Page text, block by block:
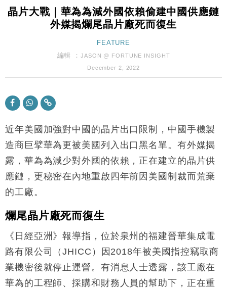
18:15
本地｜新世界K11 9月升級會員制度 增鉑金卡級別鎖
定高消費客群
財經｜本港6月零售額連升14個月 珠寶鐘錶銷售升勢
財經｜滙控重啟最多10億美元回購 派息比率目標維持
11:30
財經｜精星香港夥菜鳥拓全球智慧倉儲市場 加快海外
14:50
地產｜大酒店中期轉賺2300萬元 斥21億翻新香港及
東京半島
13:12
國際｜特朗普赴洛杉磯高球場活動前 男子攜槍彈被捕
財經｜香港7月PMI回落至51 企業擴張放慢兼縮減人
手
11:40
財經｜黑石傳再籌逾360億美元 支援Anthropic租用
Google晶片
10:57
財經｜美商務部擬擴大金屬關稅範圍 14類產品或加徵
25%
本地｜新世界K11 9月升級會員制度 增鉑金卡級別鎖
定高消費客群
17:40
財經｜本港6月零售額連升14個月 珠寶鐘錶銷售升勢
晶片大戰｜華為為減外國依賴偷建中國供應鏈
外媒揭爛尾晶片廠死而復生
FEATURE
編輯 ：JASON @ FORTUNE INSIGHT
December 2, 2022
近年美國加強對中國的晶片出口限制，中國手機製
造商巨擘華為更被美國列入出口黑名單。有外媒揭
露，華為為減少對外國的依賴，正在建立的晶片供
應鏈，更秘密在內地重啟四年前因美國制裁而荒棄
的工廠。
爛尾晶片廠死而復生
《日經亞洲》報導指，位於泉州的福建晉華集成電
路有限公司（JHICC）因2018年被美國指控竊取商
業機密後就停止運營。有消息人士透露，該工廠在
華為的工程師、採購和財務人員的幫助下，正在重